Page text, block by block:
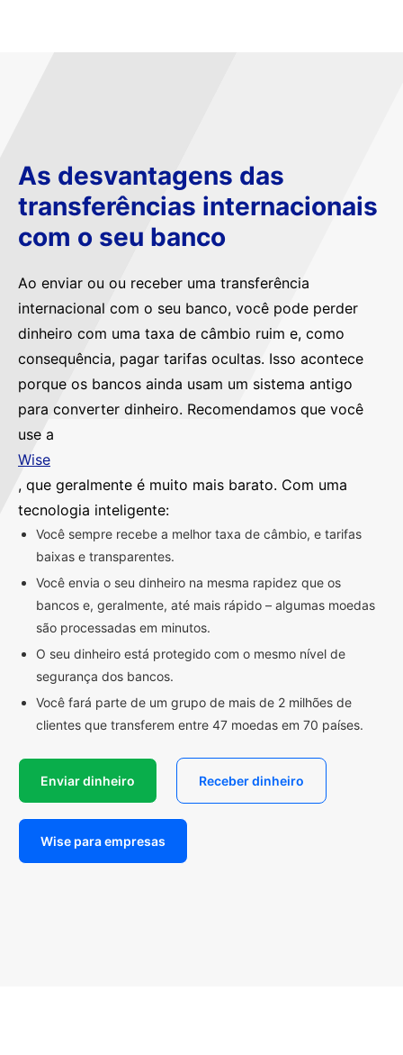
As desvantagens das
transferências internacionais
com o seu banco
Ao enviar ou ou receber uma transferência
internacional com o seu banco, você pode perder
dinheiro com uma taxa de câmbio ruim e, como
consequência, pagar tarifas ocultas. Isso acontece
porque os bancos ainda usam um sistema antigo
para converter dinheiro. Recomendamos que você
use a
Wise
, que geralmente é muito mais barato. Com uma
tecnologia inteligente:
Você sempre recebe a melhor taxa de câmbio, e tarifas
baixas e transparentes.
Você envia o seu dinheiro na mesma rapidez que os
bancos e, geralmente, até mais rápido – algumas moedas
são processadas em minutos.
O seu dinheiro está protegido com o mesmo nível de
segurança dos bancos.
Você fará parte de um grupo de mais de 2 milhões de
clientes que transferem entre 47 moedas em 70 países.
Enviar dinheiro Receber dinheiro
Wise para empresas